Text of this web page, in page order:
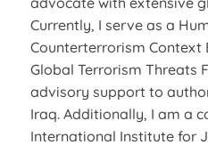
Currently, I serve as a
Counterterrorism Context
Global Terrorism Threats
advisory support to
Iraq. Additionally, I am a
International Institute for